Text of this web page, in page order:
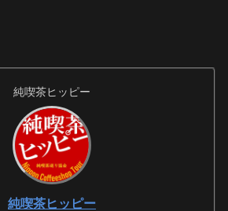
純喫茶ヒッピー
純喫茶ヒッピー